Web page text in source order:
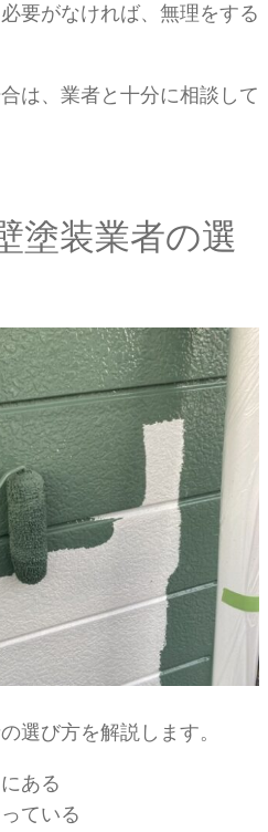
要がなければ、無理をする
は、業者と十分に相談して
塗装業者の選
選び方を解説します。
ある
ている